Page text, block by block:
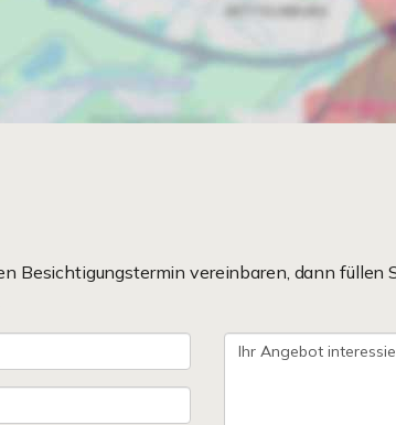
Besichtigungstermin vereinbaren, dann füllen